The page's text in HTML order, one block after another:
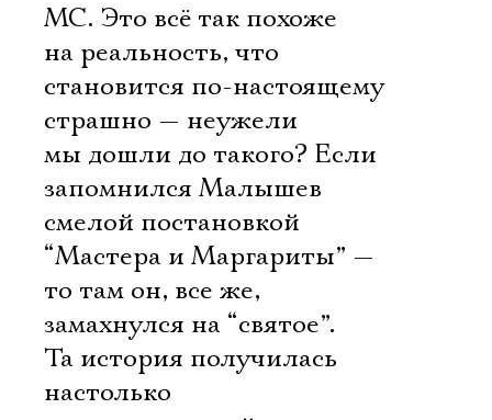
МС. Это всё так похоже
на реальность, что
становится по-настоящему
страшно — неужели
мы дошли до такого? Если
запомнился Малышев
смелой постановкой
“Мастера и Маргариты” —
то там он, все же,
замахнулся на “святое”.
Та история получилась
настолько